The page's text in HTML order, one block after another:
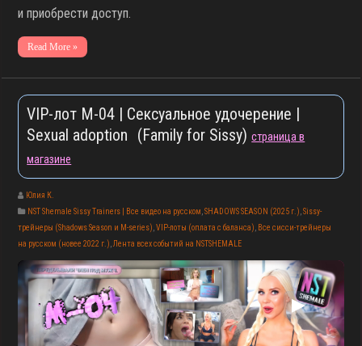
и приобрести доступ.
Read More »
VIP-лот M-04 | Сексуальное удочерение |
Sexual adoption (Family for Sissy)страница в
магазине
Юлия К.
NST Shemale Sissy Trainers | Все видео на русском ,SHADOWS SEASON (2025 г.) ,Sissy-
трейнеры (Shadows Season и M-series) ,VIP-лоты (оплата с баланса)
Все сисси-трейнеры
на русском (новее 2022 г.) ,Лента всех событий на NSTSHEMALE
▶